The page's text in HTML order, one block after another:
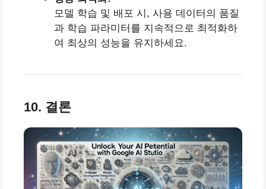
모델 학습 및 배포 시, 사용 데이터의 품질
과 학습 파라미터를 지속적으로 최적화하
여 최상의 성능을 유지하세요.
10. 결론